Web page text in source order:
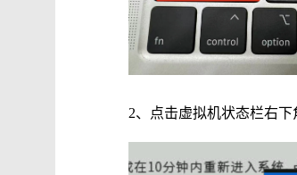
2、点击虚拟机状态栏右下